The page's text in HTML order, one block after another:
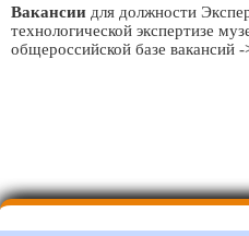
Вакансии для должности
технологической экспертизе
общероссийской базе вакансий -